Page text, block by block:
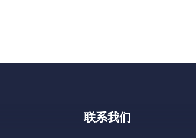
联系我们